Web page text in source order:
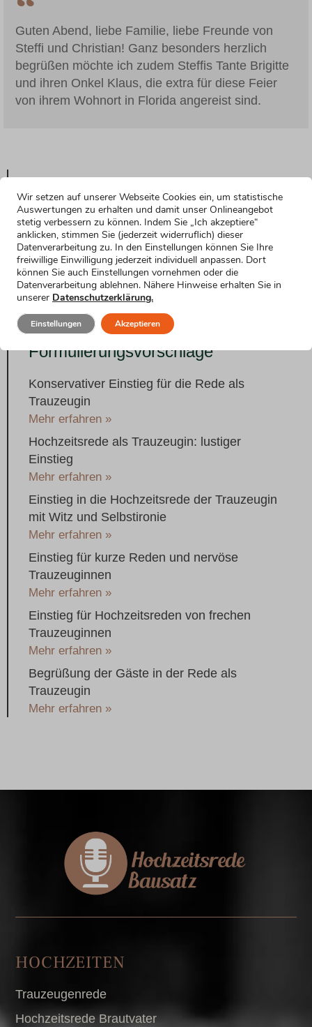
Guten Abend, liebe Familie, liebe Freunde von
Steffi und Christian! Ganz besonders herzlich
begrüßen möchte ich zudem Steffis Tante Brigitte
und ihren Onkel Klaus, die extra für diese Feier
von ihrem Wohnort in Florida angereist sind.
Noch mehr lustige
Formulierungsvorschläge
Konservativer Einstieg für die Rede als
Trauzeugin
Mehr erfahren »
Hochzeitsrede als Trauzeugin: lustiger
Einstieg
Mehr erfahren »
Einstieg in die Hochzeitsrede der Trauzeugin
mit Witz und Selbstironie
Mehr erfahren »
Einstieg für kurze Reden und nervöse
Trauzeuginnen
Mehr erfahren »
Einstieg für Hochzeitsreden von frechen
Trauzeuginnen
Mehr erfahren »
Begrüßung der Gäste in der Rede als
Trauzeugin
Mehr erfahren »
HOCHZEITEN
Trauzeugenrede
Hochzeitsrede Brautvater
Wir setzen auf unserer Webseite Cookies ein, um statistische
Auswertungen zu erhalten und damit unser Onlineangebot
stetig verbessern zu können. Indem Sie „Ich akzeptiere“
anklicken, stimmen Sie (jederzeit widerruflich) dieser
Datenverarbeitung zu. In den Einstellungen können Sie Ihre
freiwillige Einwilligung jederzeit individuell anpassen. Dort
können Sie auch Einstellungen vornehmen oder die
Datenverarbeitung ablehnen. Nähere Hinweise erhalten Sie in
unserer Datenschutzerklärung.
Akzeptieren
Einstellungen